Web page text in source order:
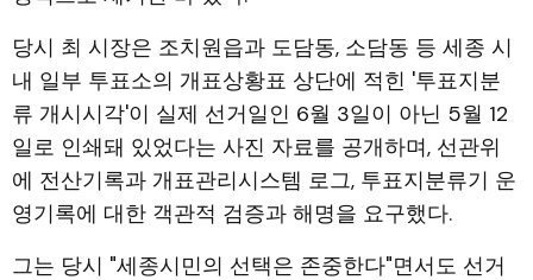
당시 최 시장은 조치원읍과 도담동, 소담동 등 세종 시
내 일부 투표소의 개표상황표 상단에 적힌 '투표지분
류 개시시각'이 실제 선거일인 6월 3일이 아닌 5월 12
일로 인쇄돼 있었다는 사진 자료를 공개하며, 선관위
에 전산기록과 개표관리시스템 로그, 투표지분류기 운
영기록에 대한 객관적 검증과 해명을 요구했다.
그는 당시 "세종시민의 선택은 존중한다"면서도 선거